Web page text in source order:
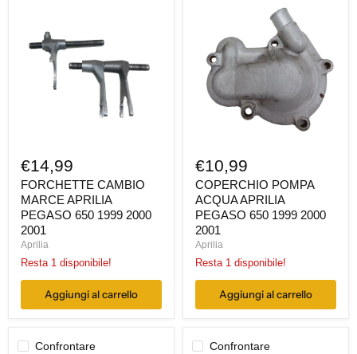
APRILIA
PEGASO
€14,99
FORCHETTE CAMBIO
MARCE APRILIA
PEGASO 650 1999 2000
2001
Aprilia
Resta 1 disponibile!
Aggiungi al carrello
APRILIA
PEGASO
650
1999
2000
2001
€10,99
COPERCHIO POMPA
ACQUA APRILIA
PEGASO 650 1999 2000
2001
Aprilia
Resta 1 disponibile!
Aggiungi al carrello
Confrontare
Confrontare